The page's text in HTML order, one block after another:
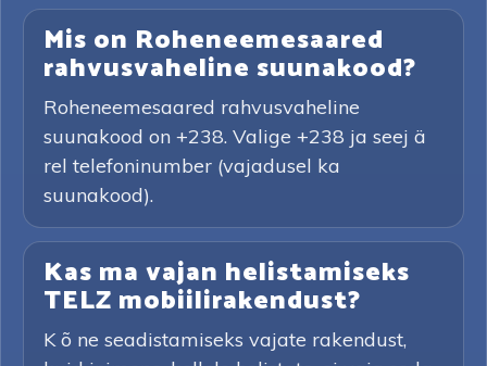
Mis on Roheneemesaared
rahvusvaheline suunakood?
Roheneemesaared rahvusvaheline
suunakood on +238. Valige +238 ja seej ä
rel telefoninumber (vajadusel ka
suunakood).
Kas ma vajan helistamiseks
TELZ mobiilirakendust?
K õ ne seadistamiseks vajate rakendust,